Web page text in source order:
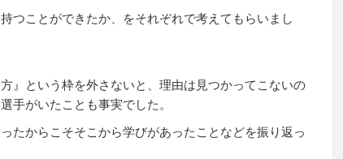
つことができたか、をそれぞれで考えてもらいまし
』という枠を外さないと、理由は見つかってこないの
手がいたことも事実でした。
たからこそそこから学びがあったことなどを振り返っ